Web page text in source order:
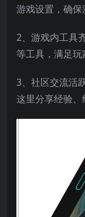
游戏设置，确保
2、游戏内工具
等工具，满足玩
3、社区交流活
这里分享经验、